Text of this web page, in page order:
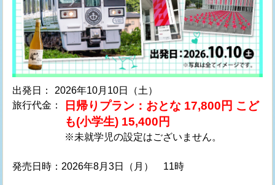
出発日：
2026年10月10日（土）
旅行代金：
日帰りプラン：おとな 17,800円 こど
も(小学生) 15,400円
※未就学児の設定はございません。
発売日時：2026年8月3日（月） 11時